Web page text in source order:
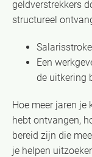
geldverstrekkers
structureel
Een
de uitkering
Hoe meer jaren je
hebt ontvangen,
bereid zijn die
je helpen